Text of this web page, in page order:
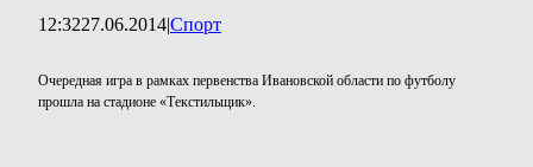
12:3227.06.2014|Спорт
Очередная игра в рамках первенства Ивановской области по футболу
прошла на стадионе «Текстильщик».